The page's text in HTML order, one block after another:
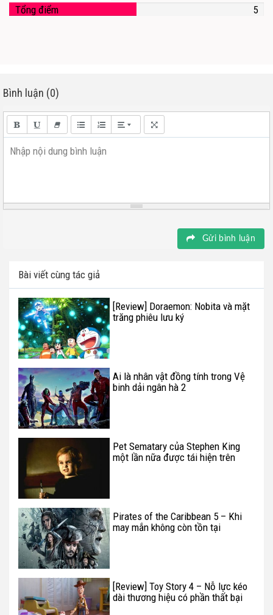
Tổng điểm
5
Bình luận (0)
Nhập nội dung bình luận
Gửi bình luận
Bài viết cùng tác giả
[Review] Doraemon: Nobita và mặt
trăng phiêu lưu ký
Ai là nhân vật đồng tính trong Vệ
binh dải ngân hà 2
Pet Sematary của Stephen King
một lần nữa được tái hiện trên
Pirates of the Caribbean 5 – Khi
may mắn không còn tồn tại
[Review] Toy Story 4 – Nỗ lực kéo
dài thương hiệu có phần thất bại